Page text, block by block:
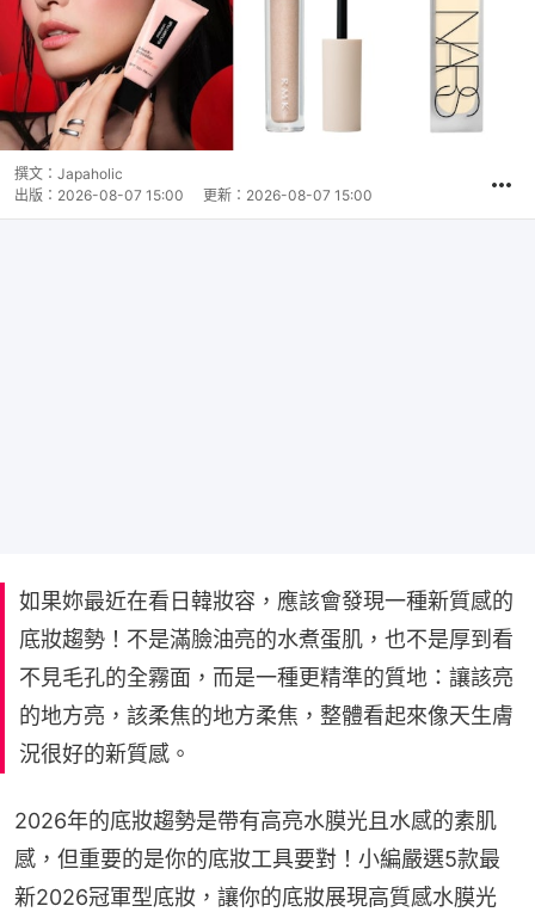
撰文： Japaholic
出版： 2026-08-07 15:00 更新： 2026-08-07 15:00
如果妳最近在看日韓妝容，應該會發現一種新質感的
底妝趨勢！不是滿臉油亮的水煮蛋肌，也不是厚到看
不見毛孔的全霧面，而是一種更精準的質地：讓該亮
的地方亮，該柔焦的地方柔焦，整體看起來像天生膚
況很好的新質感。
2026年的底妝趨勢是帶有高亮水膜光且水感的素肌
感，但重要的是你的底妝工具要對！小編嚴選5款最
新2026冠軍型底妝，讓你的底妝展現高質感水膜光